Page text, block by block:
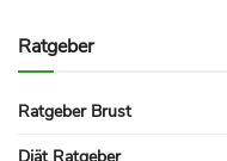
Ratgeber
Ratgeber Brust
Diät Ratgeber